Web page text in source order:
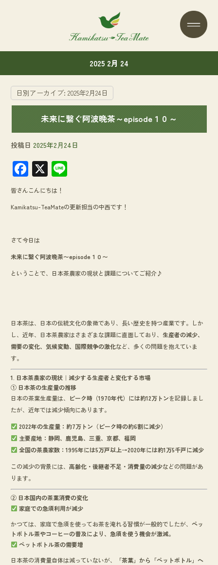
2025 2月 24
日別アーカイブ:2025年2月24日
未来に繋ぐ阿波晩茶～episode１０～
投稿日 2025年2月24日
F
ac
e
b
o
k
X
e
皆さんこんにちは！
Kamikatsu-TeaMateの更新担当の中西です！
さて今日は
未来に繋ぐ阿波晩茶〜episode１０〜
ということで、日本茶農家の現状と課題についてご紹介♪
日本茶は、日本の伝統文化の象徴であり、長い歴史を持つ産業です。しか
し、近年、日本茶農家はさまざまな課題に直面しており、 生産者の減少、
需要の変化、気候変動、国際競争の激化など、多くの問題を抱えていま
す。
1. 日本茶農家の現状｜減少する生産者と変化する市場
① 日本茶の生産量の推移
日本の茶葉生産量は、 ピーク時（1970年代）には約12万トンを記録しまし
たが、近年では減少傾向にあります。
2022年の生産量：約7万トン（ピーク時の約6割に減少）
主要産地：静岡、鹿児島、三重、京都、福岡
全国の茶農家数：1995年には5万戸以上→2020年には約1万5千戸に減少
この減少の背景には、高齢化・後継者不足・消費量の減少などの問題があ
ります。
② 日本国内の茶葉消費の変化
家庭での急須利用が減少
かつては、家庭で急須を使ってお茶を淹れる習慣が一般的でしたが、ペッ
トボトル茶やコーヒーの普及により、急須を使う機会が激減。
ペットボトル茶の需要増
日本茶の消費量自体は減っていないが、
「茶葉」から「ペットボトル」へ